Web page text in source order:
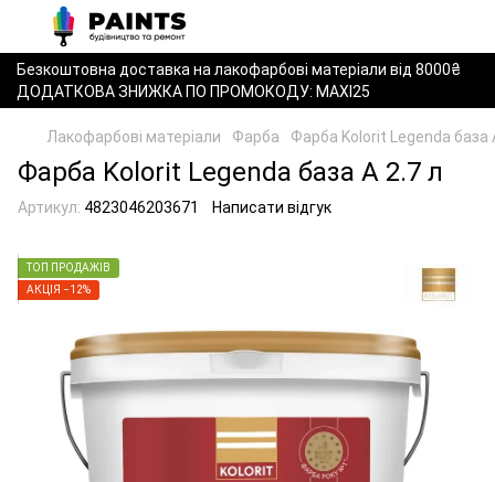
Безкоштовна доставка на лакофарбові матеріали від 8000₴
ДОДАТКОВА ЗНИЖКА ПО ПРОМОКОДУ: MAXI25
Лакофарбові матеріали Фарба Фарба Kolorit Legenda база
Фарба Kolorit Legenda база А 2.7 л
Артикул: 4823046203671 Написати відгук
ТОП ПРОДАЖІВ
АКЦІЯ −12%